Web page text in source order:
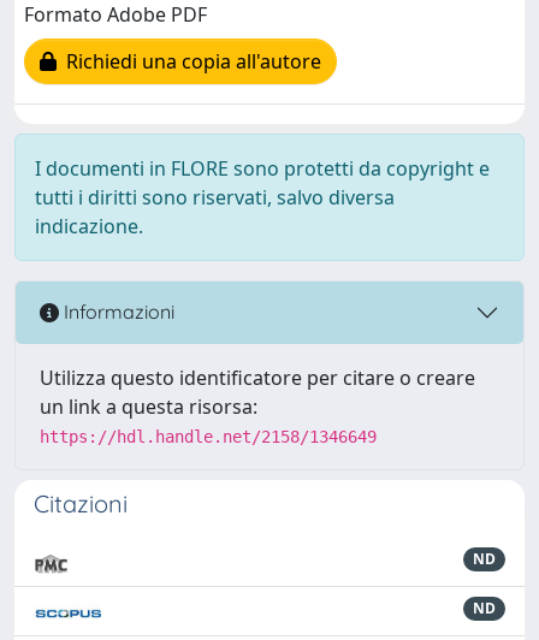
Formato Adobe PDF
Richiedi una copia all'autore
I documenti in FLORE sono protetti da copyright e
tutti i diritti sono riservati, salvo diversa
indicazione.
Informazioni
Utilizza questo identificatore per citare o creare
un link a questa risorsa:
https://hdl.handle.net/2158/1346649
Citazioni
ND
ND